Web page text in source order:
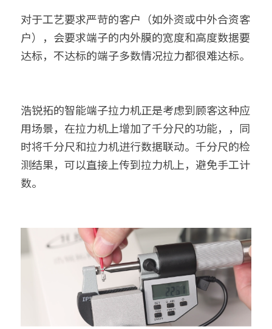
对于工艺要求严苛的客户（如外资或中外合资客
户），会要求端子的内外膜的宽度和高度数据要
达标，不达标的端子多数情况拉力都很难达标。
浩锐拓的智能端子拉力机正是考虑到顾客这种应
用场景，在拉力机上增加了千分尺的功能，，同
时将千分尺和拉力机进行数据联动。千分尺的检
测结果，可以直接上传到拉力机上，避免手工计
数。